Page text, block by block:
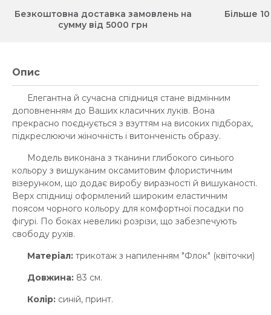
Безкоштовна доставка замовлень на
сумму від 5000 грн
Більше
Опис
Елегантна й сучасна спідниця стане відмінним
доповненням до Ваших класичних луків. Вона
прекрасно поєднується з взуттям на високих підборах,
підкреслюючи жіночність і витонченість образу.
Модель виконана з тканини глибокого синього
кольору з вишуканим оксамитовим флористичним
візерунком, що додає виробу виразності й вишуканості.
Верх спідниці оформлений широким еластичним
поясом чорного кольору для комфортної посадки по
фігурі. По боках невеликі розрізи, що забезпечують
свободу рухів.
Матеріал: трикотаж з напиленням "Флок" (квіточки)
Довжина: 83 см.
Колір: синій, принт.